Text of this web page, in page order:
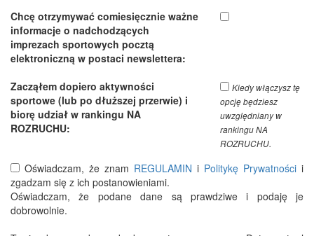
Chcę otrzymywać comiesięcznie ważne
informacje o nadchodzących
imprezach sportowych pocztą
elektroniczną w postaci newslettera:
Zacząłem dopiero aktywności
sportowe (lub po dłuższej przerwie) i
biorę udział w rankingu NA
ROZRUCHU:
Kiedy włączysz tę
opcję będziesz
uwzględniany w
rankingu NA
ROZRUCHU.
Oświadczam, że znam REGULAMIN i Politykę Prywatności i
zgadzam się z ich postanowieniami.
Oświadczam, że podane dane są prawdziwe i podaję je
dobrowolnie.